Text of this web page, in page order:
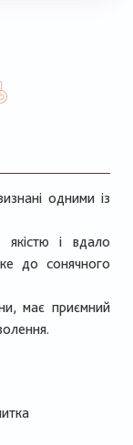
одними із
якістю і вдало
до сонячного
має приємний